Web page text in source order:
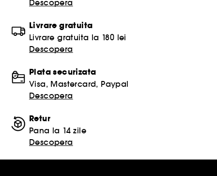
Descopera
Livrare gratuita
Livrare gratuita la 180 lei
Descopera
Plata securizata
Visa, Mastercard, Paypal
Descopera
Retur
Pana la 14 zile
Descopera